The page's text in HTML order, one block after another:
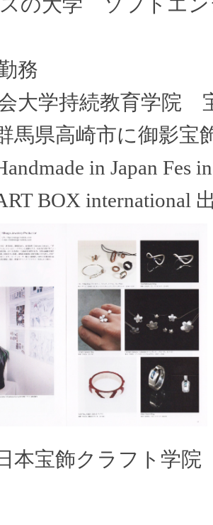
務
大学持続教育学院
馬県高崎市に御影
in Japan
BOX international
本宝飾クラフト学